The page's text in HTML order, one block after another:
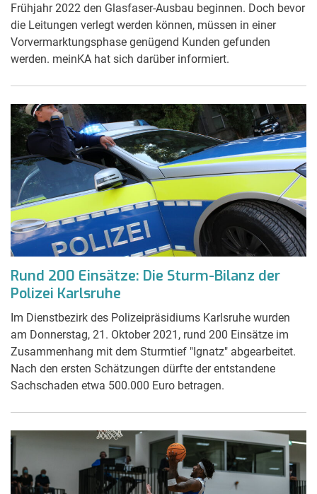
Frühjahr 2022 den Glasfaser-Ausbau beginnen. Doch bevor
die Leitungen verlegt werden können, müssen in einer
Vorvermarktungsphase genügend Kunden gefunden
werden. meinKA hat sich darüber informiert.
Rund 200 Einsätze: Die Sturm-Bilanz der
Polizei Karlsruhe
Im Dienstbezirk des Polizeipräsidiums Karlsruhe wurden
am Donnerstag, 21. Oktober 2021, rund 200 Einsätze im
Zusammenhang mit dem Sturmtief "Ignatz" abgearbeitet.
Nach den ersten Schätzungen dürfte der entstandene
Sachschaden etwa 500.000 Euro betragen.